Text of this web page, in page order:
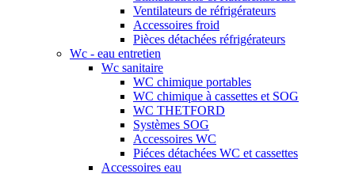
Ventilateurs de réfrigérateurs
Accessoires froid
Pièces détachées réfrigérateurs
Wc - eau entretien
Wc sanitaire
WC chimique portables
WC chimique à cassettes et SOG
WC THETFORD
Systèmes SOG
Accessoires WC
Piéces détachées WC et cassettes
Accessoires eau